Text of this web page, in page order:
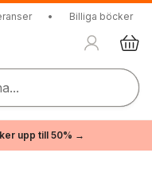
• Billiga böcker
upp till 50% →